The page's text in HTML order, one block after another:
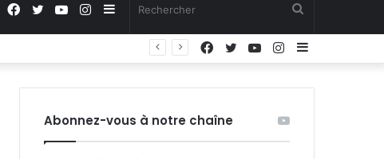
Sidebar
(barre
Instagram
YouTube
Twitter
Facebook
Sidebar
Instagram
YouTube
Twitter
Facebook
Abonnez-vous à notre chaîne